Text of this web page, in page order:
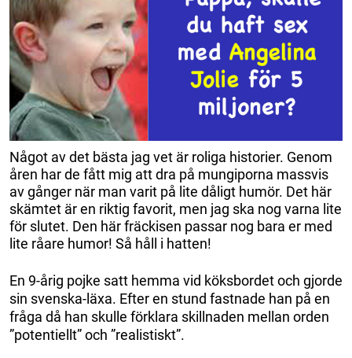
Något av det bästa jag vet är roliga historier. Genom
åren har de fått mig att dra på mungiporna massvis
av gånger när man varit på lite dåligt humör. Det här
skämtet är en riktig favorit, men jag ska nog varna lite
för slutet. Den här fräckisen passar nog bara er med
lite råare humor! Så håll i hatten!
En 9-årig pojke satt hemma vid köksbordet och gjorde
sin svenska-läxa. Efter en stund fastnade han på en
fråga då han skulle förklara skillnaden mellan orden
”potentiellt” och ”realistiskt”.